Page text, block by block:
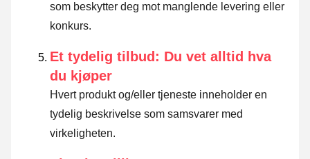
som beskytter deg mot manglende levering eller
konkurs.
Et tydelig tilbud: Du vet alltid hva
du kjøper
Hvert produkt og/eller tjeneste inneholder en
tydelig beskrivelse som samsvarer med
virkeligheten.